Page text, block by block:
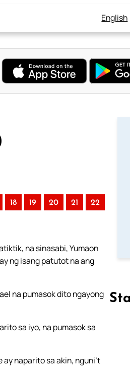
English
18 19 20 21 22
na sinasabi, Yumaon
ng isang patutot na ang
na pumasok dito ngayong
sa iyo, na pumasok sa
naparito sa akin, nguni’t